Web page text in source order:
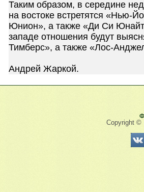
Таким образом, в середине
на востоке встретятся «Нью-
Юнион», а также «Ди Си
западе отношения будут
Тимберс», а также «Лос-
Андрей Жаркой.
Copyright ©